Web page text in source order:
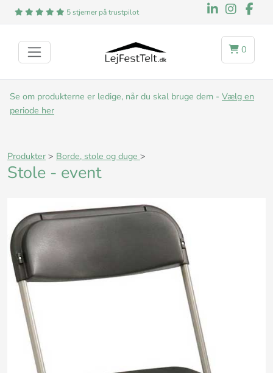
5 stjerner på trustpilot
0
Se om produkterne er ledige, når du skal bruge dem - Vælg en
periode her
Produkter > Borde, stole og duge >
Stole - event